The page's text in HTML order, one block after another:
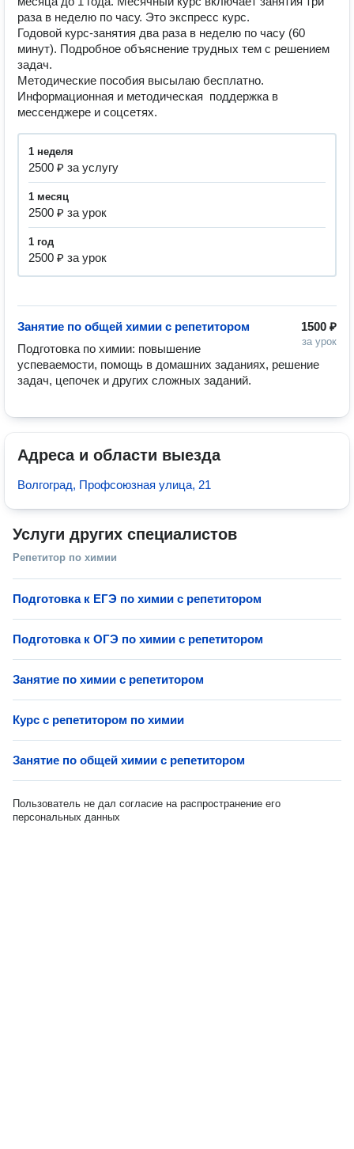
раза в неделю по часу. Это экспресс курс.
Годовой курс-занятия два раза в неделю по часу (60
минут). Подробное объяснение трудных тем с решением
задач.
Методические пособия высылаю бесплатно.
Информационная и методическая  поддержка в
мессенджере и соцсетях.
1 неделя
2500 ₽ за услугу
1 месяц
2500 ₽ за урок
1 год
2500 ₽ за урок
1500 ₽
за урок
Занятие по общей химии с репетитором
Подготовка по химии: повышение
успеваемости, помощь в домашних заданиях, решение
задач, цепочек и других сложных заданий.
Адреса и области выезда
Волгоград, Профсоюзная улица, 21
Услуги других специалистов
Репетитор по химии
Подготовка к ЕГЭ по химии с репетитором
Подготовка к ОГЭ по химии с репетитором
Занятие по химии с репетитором
Курс с репетитором по химии
Занятие по общей химии с репетитором
Пользователь не дал согласие на распространение его
персональных данных